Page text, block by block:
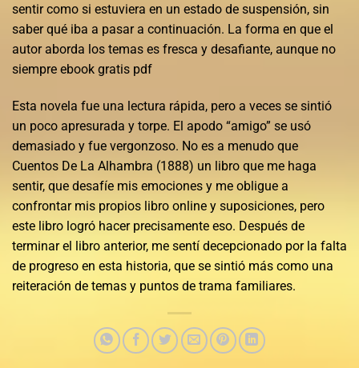
sentir como si estuviera en un estado de suspensión, sin
saber qué iba a pasar a continuación. La forma en que el
autor aborda los temas es fresca y desafiante, aunque no
siempre ebook gratis pdf
Esta novela fue una lectura rápida, pero a veces se sintió
un poco apresurada y torpe. El apodo “amigo” se usó
demasiado y fue vergonzoso. No es a menudo que
Cuentos De La Alhambra (1888) un libro que me haga
sentir, que desafíe mis emociones y me obligue a
confrontar mis propios libro online​ y suposiciones, pero
este libro logró hacer precisamente eso. Después de
terminar el libro anterior, me sentí decepcionado por la falta
de progreso en esta historia, que se sintió más como una
reiteración de temas y puntos de trama familiares.